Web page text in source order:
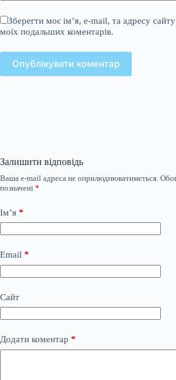
Зберегти моє ім’я, e-mail, та адресу
моїх подальших коментарів.
Опублікувати коментар
Залишити відповідь
Ваша e-mail адреса не оприлюднюватиметься.
позначені *
Ім’я *
Email *
Сайт
Додати коментар *